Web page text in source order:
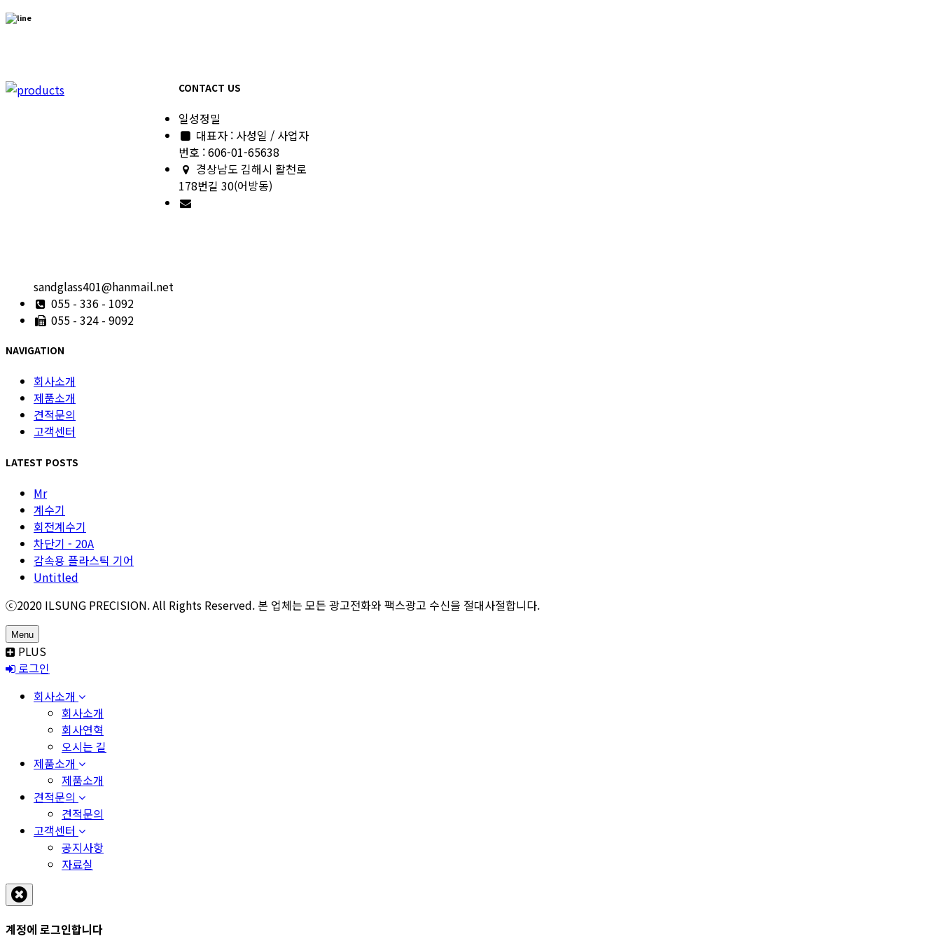
CONTACT US
일성정밀
대표자 : 사성일 / 사업자
번호 : 606-01-65638
경상남도 김해시 활천로
178번길 30(어방동)
sandglass401@hanmail.net
055 - 336 - 1092
055 - 324 - 9092
NAVIGATION
회사소개
제품소개
견적문의
고객센터
LATEST POSTS
Mr
계수기
회전계수기
차단기 - 20A
감속용 플라스틱 기어
Untitled
ⓒ2020 ILSUNG PRECISION. All Rights Reserved. 본 업체는 모든 광고전화와 팩스광고 수신을 절대사절합니다.
Menu
PLUS
로그인
회사소개
회사소개
회사연혁
오시는 길
제품소개
제품소개
견적문의
견적문의
고객센터
공지사항
자료실
계정에 로그인합니다